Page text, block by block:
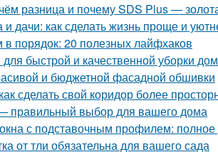
разница и почему SDS Plus —
дачи: как сделать жизнь проще и
в порядок: 20 полезных лайфхаков
быстрой и качественной уборки
и бюджетной фасадной обшивки
сделать свой коридор более
правильный выбор для вашего дома
с подставочным профилем: полное
от тли обязательна для вашего сада